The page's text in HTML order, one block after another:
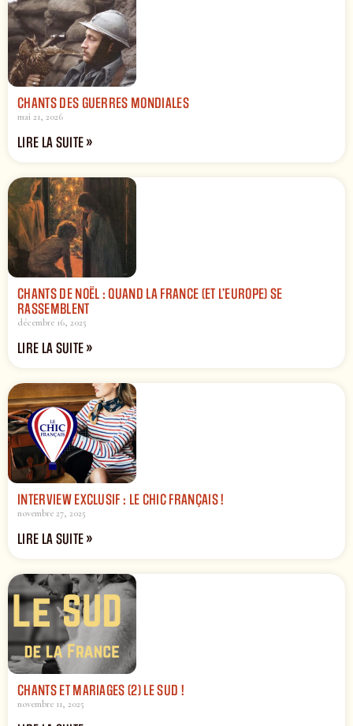
CHANTS DES GUERRES MONDIALES
mai 21, 2026
LIRE LA SUITE »
CHANTS DE NOËL : QUAND LA FRANCE (ET L’EUROPE) SE
RASSEMBLENT
décembre 16, 2025
LIRE LA SUITE »
INTERVIEW EXCLUSIF : LE CHIC FRANÇAIS !
novembre 27, 2025
LIRE LA SUITE »
CHANTS ET MARIAGES (2) LE SUD !
novembre 11, 2025